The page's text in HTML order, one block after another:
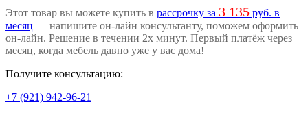
Этот товар вы можете купить в рассрочку за 3 135 руб. в
месяц — напишите он-лайн консультанту, поможем оформить
он-лайн. Решение в течении 2х минут. Первый платёж через
месяц, когда мебель давно уже у вас дома!
Получите консультацию:
+7 (921) 942-96-21